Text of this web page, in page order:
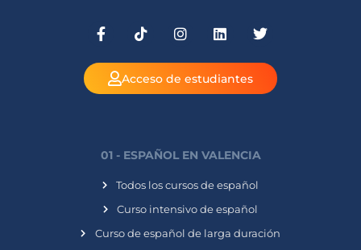
Acceso de estudiantes
01 - ESPAÑOL EN VALENCIA
Todos los cursos de español
Curso intensivo de español
Curso de español de larga duración